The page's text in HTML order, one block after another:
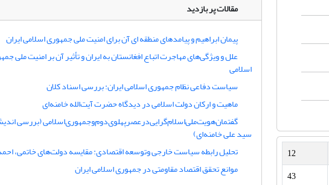
12
43
مقالات پر بازدید
پیمان ابراهیم و پیامدهای منطقه ای آن برای امنیت ملی جمهوری اسلامی ایران
علل و ویژگی‌های مهاجرت اتباع افغانستان به ایران و تأثیر آن بر امنیت ملی
اسلامی
سیاست دفاعی نظام جمهوری اسلامی ایران: بررسی اسناد کلان
ماهیت و ارکان دولت اسلامی در دیدگاه حضرت آیت‌الله خامنه‌ای
گفتمان‌هویت‌ملی‌اسلام‌گرایی‌در‌عصرپهلوی‌دوم‌و‌جمهوری‌اسلامی (بررسی
سید علی خامنه‌ای)
تحلیل رابطه سیاست خارجی وتوسعه اقتصادی: مقایسه دولت‌های خاتمی، احمدی نژاد
موانع تحقق اقتصاد مقاومتی در جمهوری اسلامی ایران